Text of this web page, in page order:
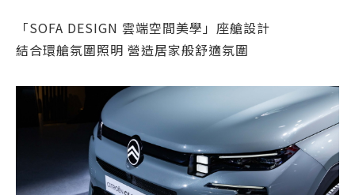
「SOFA DESIGN 雲端空間美學」座艙設計
結合環艙氛圍照明 營造居家般舒適氛圍